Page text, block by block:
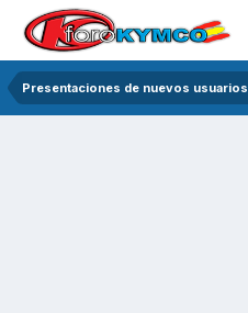
Presentaciones de nuevos usuarios